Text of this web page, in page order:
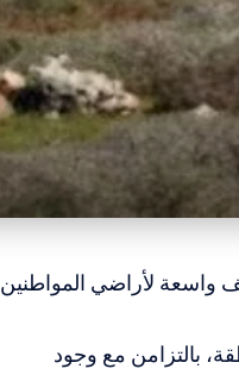
واسعة لأراضي المواطنين
بالتزامن مع وجود